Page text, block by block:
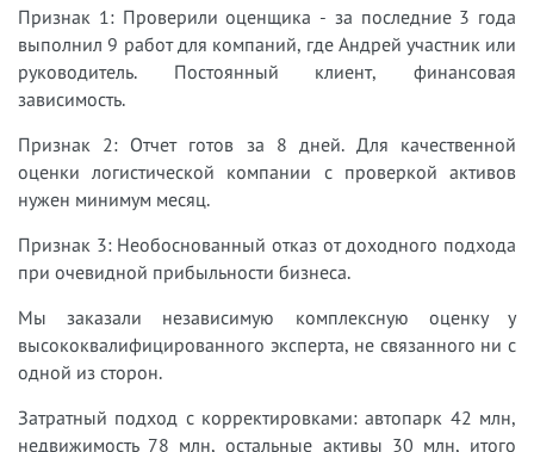
Признак 1: Проверили оценщика - за последние 3 года
выполнил 9 работ для компаний, где Андрей участник или
руководитель. Постоянный клиент, финансовая
зависимость.
Признак 2: Отчет готов за 8 дней. Для качественной
оценки логистической компании с проверкой активов
нужен минимум месяц.
Признак 3: Необоснованный отказ от доходного подхода
при очевидной прибыльности бизнеса.
Мы заказали независимую комплексную оценку у
высококвалифицированного эксперта, не связанного ни с
одной из сторон.
Затратный подход с корректировками: автопарк 42 млн,
недвижимость 78 млн, остальные активы 30 млн, итого